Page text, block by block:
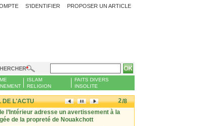
PROPOSER UN ARTICLE
S'IDENTIFIER
ISLAM
RELIGION
FAITS DIVERS
INSOLITE
DE L'ACTU
/8
l’Intérieur adresse un avertissement à la
de la propreté de Nouakchott
2